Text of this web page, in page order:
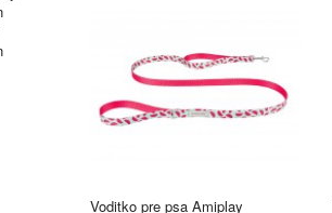
Voditko pre psa Amiplay